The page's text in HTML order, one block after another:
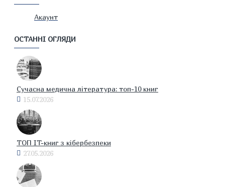
Акаунт
ОСТАННІ ОГЛЯДИ
Сучасна медична література: топ-10 книг
15.07.2026
ТОП IT-книг з кібербезпеки
27.05.2026